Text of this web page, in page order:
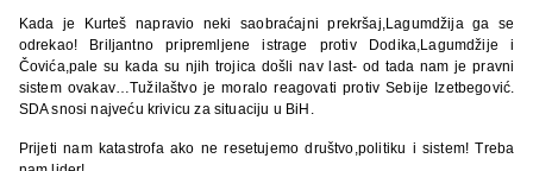
Kada je Kurteš napravio neki saobraćajni prekršaj,Lagumdžija ga se
odrekao! Briljantno pripremljene istrage protiv Dodika,Lagumdžije i
Čovića,pale su kada su njih trojica došli nav last- od tada nam je pravni
sistem ovakav…Tužilaštvo je moralo reagovati protiv Sebije Izetbegović.
SDA snosi najveću krivicu za situaciju u BiH.
Prijeti nam katastrofa ako ne resetujemo društvo,politiku i sistem! Treba